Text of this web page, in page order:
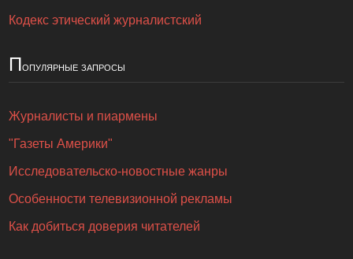
Кодекс этический журналистский
Популярные запросы
Журналисты и пиармены
"Газеты Америки"
Исследовательско-новостные жанры
Особенности телевизионной рекламы
Как добиться доверия читателей